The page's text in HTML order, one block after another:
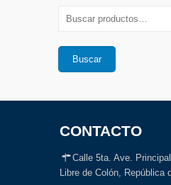
Buscar
CONTACTO
Calle 5ta. Ave.
Libre de Colón, República